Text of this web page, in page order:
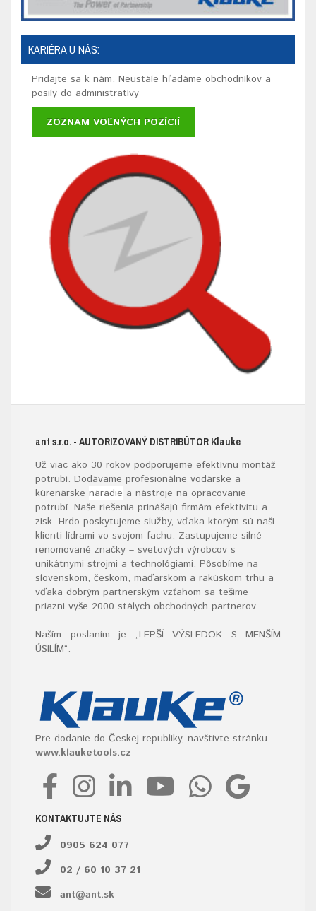
KARIÉRA U NÁS:
Pridajte sa k nám. Neustále hľadáme obchodníkov a
posily do administratívy
ZOZNAM VOĽNÝCH POZÍCIÍ
ant s.r.o. - AUTORIZOVANÝ DISTRIBÚTOR Klauke
Už viac ako 30 rokov podporujeme efektívnu montáž
potrubí. Dodávame profesionálne vodárske a
kúrenárske náradie a nástroje na opracovanie
potrubí. Naše riešenia prinášajú firmám efektivitu a
zisk. Hrdo poskytujeme služby, vďaka ktorým sú naši
klienti lídrami vo svojom fachu. Zastupujeme silné
renomované značky – svetových výrobcov s
unikátnymi strojmi a technológiami. Pôsobíme na
slovenskom, českom, maďarskom a rakúskom trhu a
vďaka dobrým partnerským vzťahom sa tešíme
priazni vyše 2000 stálych obchodných partnerov.
Naším poslaním je „LEPŠÍ VÝSLEDOK S MENŠÍM
ÚSILÍM“.
Pre dodanie do Českej republiky, navštívte stránku
www.klauketools.cz
KONTAKTUJTE NÁS
0905 624 077
02 / 60 10 37 21
ant@ant.sk